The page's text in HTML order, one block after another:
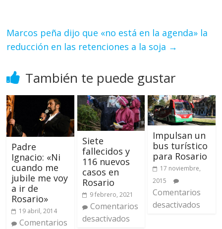
Marcos peña dijo que «no está en la agenda» la
reducción en las retenciones a la soja →
También te puede gustar
Padre
Ignacio: «Ni
cuando me
jubile me voy
a ir de
Rosario»
19 abril, 2014
Comentarios
Siete
fallecidos y
116 nuevos
casos en
Rosario
9 febrero, 2021
Comentarios
desactivados
Impulsan un
bus turístico
para Rosario
17 noviembre,
2015
Comentarios
desactivados